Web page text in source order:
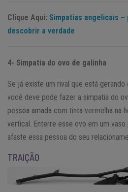
Clique Aqui: Simpatias angelicais
descobrir a verdade
4- Simpatia do ovo de galinha
Se já existe um rival que está
você deve pode fazer a simpatia do
pessoa amada com tinta vermelha na
vertical. Enterre esse ovo em um
afaste essa pessoa do seu
TRAIÇÃO